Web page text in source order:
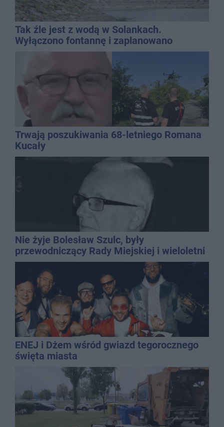
Tak źle jest z wodą w Solankach.
Wyłączono fontannę i zaplanowano
dolewkę
Trwają poszukiwania 68-letniego Romana
Kucały
Nie żyje Bolesław Szulc, były
przewodniczący Rady Miejskiej i wieloletni
dyrektor SP 14
ENEJ i Dżem wśród gwiazd tegorocznego
święta miasta